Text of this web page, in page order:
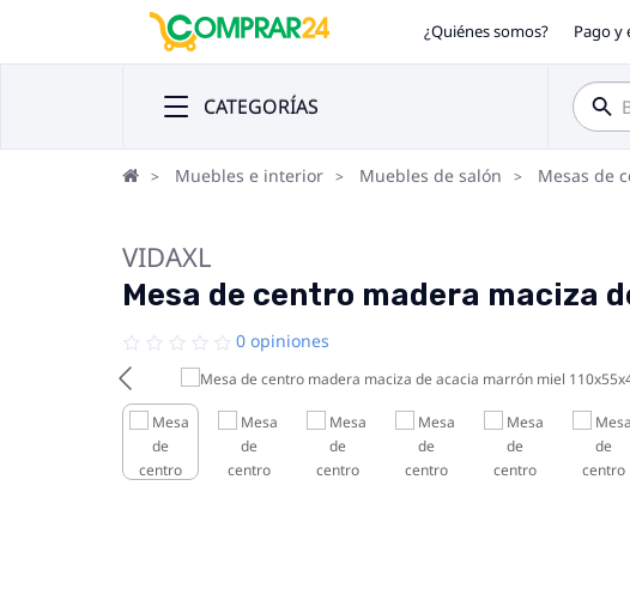
¿Quiénes somos? Pago y
CATEGORÍAS
Muebles e interior Muebles de salón Mesas de
VIDAXL
Mesa de centro madera maciza
0 opiniones